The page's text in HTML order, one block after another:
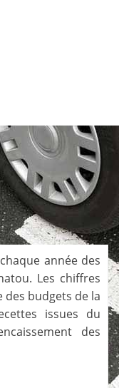
année des
. Les chiffres
des budgets de la
issues du
des